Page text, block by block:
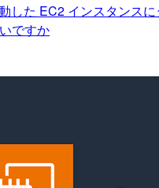
した EC2 インスタンス
ですか